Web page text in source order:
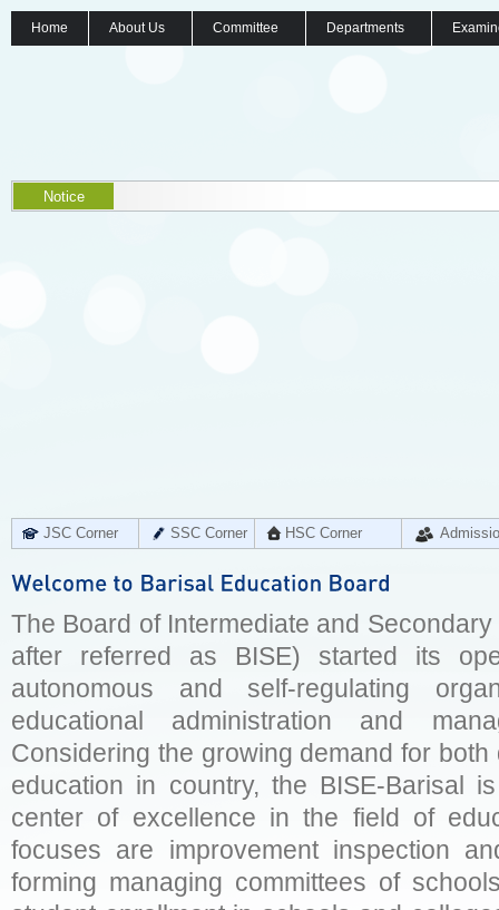
Home About Us Committee Departments
Notice
JSC Corner SSC Corner HSC Corner
The Board of Intermediate and
after referred as BISE) started its
autonomous and self-regulating
educational administration and
Considering the growing demand for
education in country, the BISE-Barisal
center of excellence in the field of
focuses are improvement inspection
forming managing committees of